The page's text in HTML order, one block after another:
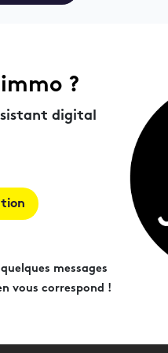
?
digital
messages
vous correspond !